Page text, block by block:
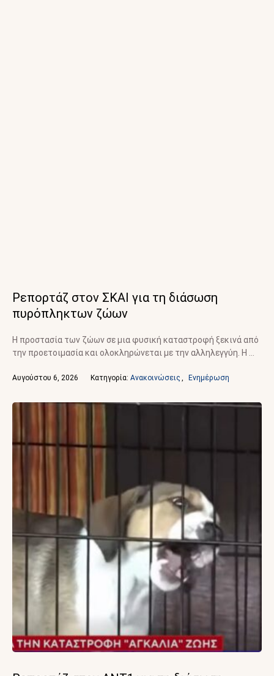
Ρεπορτάζ στον ΣΚΑΙ για τη διάσωση
πυρόπληκτων ζώων
Η προστασία των ζώων σε μια φυσική καταστροφή ξεκινά από
την προετοιμασία και ολοκληρώνεται με την αλληλεγγύη. Η …
Αυγούστου 6, 2026 Κατηγορία: Ανακοινώσεις Ενημέρωση